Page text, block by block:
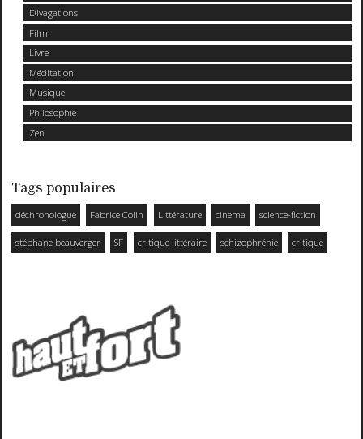
Divagations
Film
Livre
Méditation
Musique
Philosophie
Zen
Tags populaires
déchronologue Fabrice Colin Littérature cinema science-fiction
stéphane beauverger SF critique littéraire schizophrénie critique